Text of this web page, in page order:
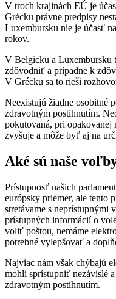
V troch krajinách EÚ je
Grécku právne predpisy
Luxembursku nie je účasť
rokov.
V Belgicku a Luxembursku
zdôvodniť a prípadne k
V Grécku sa to rieši
Neexistujú žiadne osobitné
zdravotným postihnutím.
pokutovaná, pri opakovanej
zvyšuje a môže byť aj na
Aké sú naše
Prístupnosť našich
európsky priemer, ale tento
stretávame s neprístupnými
prístupných informácií o
voliť poštou, nemáme
potrebné vylepšovať a
Najviac nám však chýbajú
mohli sprístupniť nezávislé
zdravotným postihnutím.